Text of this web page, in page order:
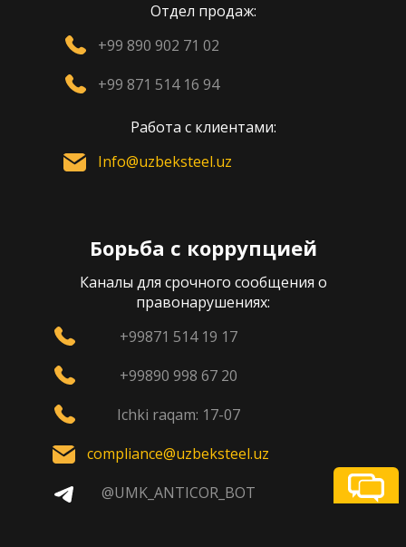
Отдел продаж:
+99 890 902 71 02
+99 871 514 16 94
Работа с клиентами:
Info@uzbeksteel.uz
Борьба с коррупцией
Каналы для срочного сообщения о
правонарушениях:
+99871 514 19 17
+99890 998 67 20
Ichki raqam: 17-07
compliance@uzbeksteel.uz
@UMK_ANTICOR_BOT